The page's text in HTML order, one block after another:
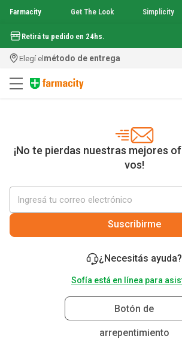
Farmacity Get The Look Simplicity
Retirá tu pedido en 24hs.
Elegí elmétodo de entrega
¡No te pierdas nuestras mejores
vos!
Suscribirme
¿Necesitás ayuda?
Sofía está en línea para
Botón de
arrepentimiento
garnier toque seco crema facial
. mela b3
6
loreal paris
8
9